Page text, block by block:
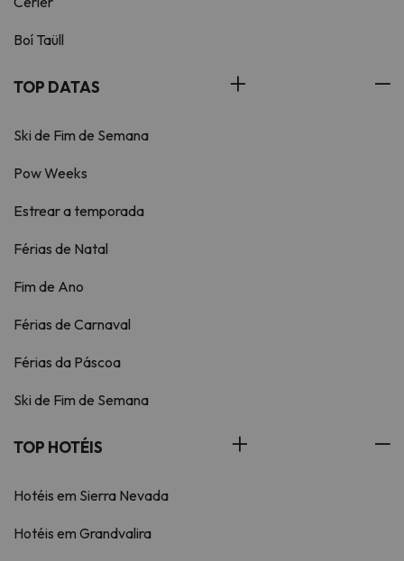
Boí Taüll
TOP DATAS
Ski de Fim de Semana
Pow Weeks
Estrear a temporada
Férias de Natal
Fim de Ano
Férias de Carnaval
Férias da Páscoa
Ski de Fim de Semana
TOP HOTÉIS
Hotéis em Sierra Nevada
Hotéis em Grandvalira